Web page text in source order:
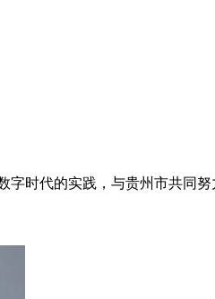
时代的实践，与贵州市共同